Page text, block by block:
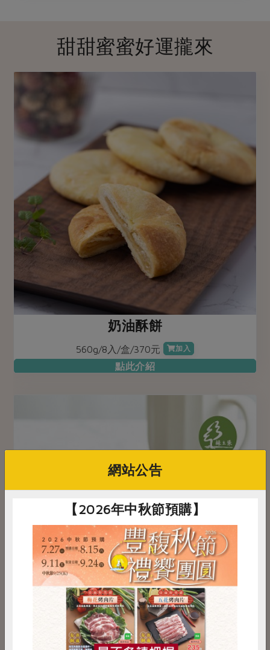
甜甜蜜蜜好運攏來
奶油酥餅
560g/8入/盒/370元 加入
點此介紹
RPET 食譜 減硝酸鹽
雞蛋 食安 共同購買
網站公告
【2026年中秋節預購】